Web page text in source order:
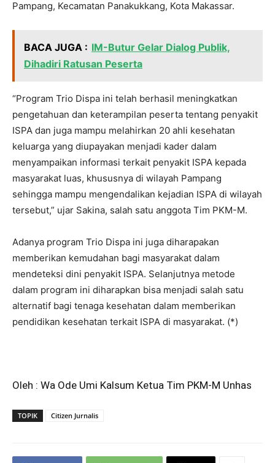
Pampang, Kecamatan Panakukkang, Kota Makassar.
BACA JUGA : IM-Butur Gelar Dialog Publik,
Dihadiri Ratusan Peserta
“Program Trio Dispa ini telah berhasil meningkatkan
pengetahuan dan keterampilan peserta tentang penyakit
ISPA dan juga mampu melahirkan 20 ahli kesehatan
keluarga yang diupayakan menjadi kader dalam
menyampaikan informasi terkait penyakit ISPA kepada
masyarakat luas, khususnya di wilayah Pampang
sehingga mampu mengendalikan kejadian ISPA di wilayah
tersebut,” ujar Sakina, salah satu anggota Tim PKM-M.
Adanya program Trio Dispa ini juga diharapakan
memberikan kemudahan bagi masyarakat dalam
mendeteksi dini penyakit ISPA. Selanjutnya metode
dalam program ini diharapkan bisa menjadi salah satu
alternatif bagi tenaga kesehatan dalam memberikan
pendidikan kesehatan terkait ISPA di masyarakat. (*)
Oleh : Wa Ode Umi Kalsum Ketua Tim PKM-M Unhas
TOPIK Citizen Jurnalis